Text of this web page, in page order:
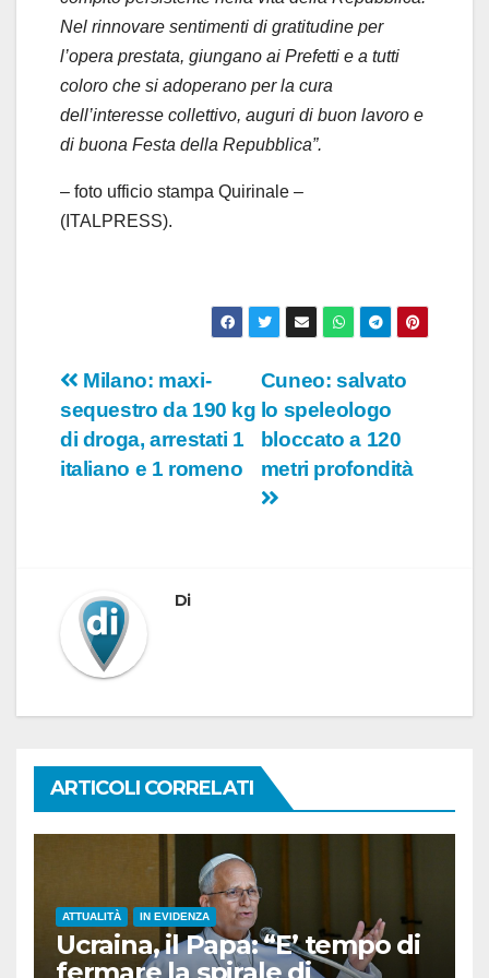
Nel rinnovare sentimenti di gratitudine per
l’opera prestata, giungano ai Prefetti e a tutti
coloro che si adoperano per la cura
dell’interesse collettivo, auguri di buon lavoro e
di buona Festa della Repubblica”.
– foto ufficio stampa Quirinale –
(ITALPRESS).
Navigazione
articoli
Cuneo: salvato
lo speleologo
bloccato a 120
metri profondità
Milano: maxi-
sequestro da 190 kg
di droga, arrestati 1
italiano e 1 romeno
Di
ARTICOLI CORRELATI
ATTUALITÀ IN EVIDENZA
Ucraina, il Papa: “E’ tempo di